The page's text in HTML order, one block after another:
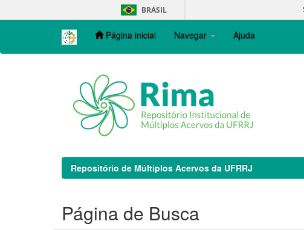
navigation
BRASIL
Página inicial Navegar Ajuda
Repositório de Múltiplos Acervos da UFRRJ
Página de Busca